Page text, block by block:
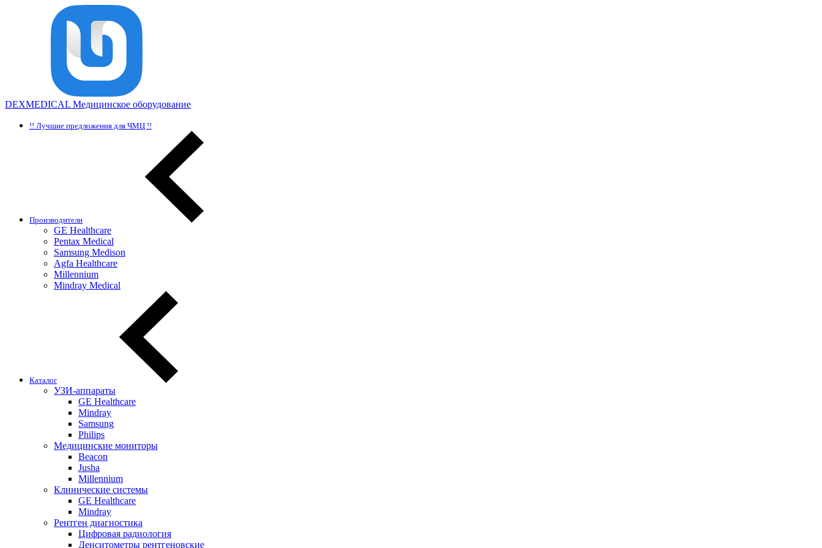
DEXMEDICAL Медицинское оборудование
!! Лучшие предложения для ЧМЦ !!
Производители
GE Healthcare
Pentax Medical
Samsung Medison
Agfa Healthcare
Millennium
Mindray Medical
Каталог
УЗИ-аппараты
GE Healthcare
Mindray
Samsung
Philips
Медицинские мониторы
Beacon
Jusha
Millennium
Клинические системы
GE Healthcare
Mindray
Рентген диагностика
Цифровая радиология
Денситометры рентгеновские